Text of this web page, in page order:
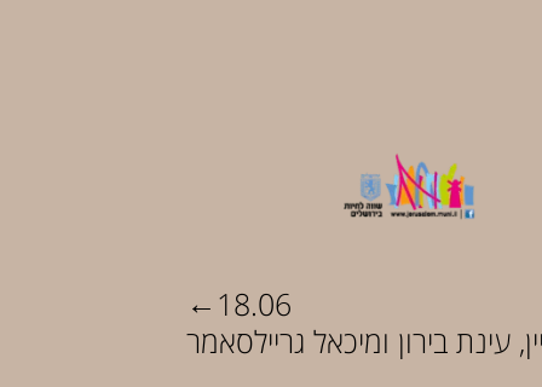
← 18.06
עינת בירון ומיכאל גריילסאמר